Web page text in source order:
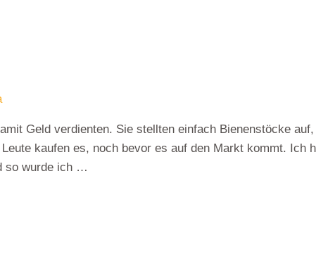
Geld verdienten. Sie stellten einfach Bienenstöcke
kaufen es, noch bevor es auf den Markt kommt. Ich
so wurde ich …